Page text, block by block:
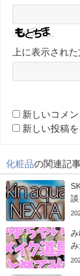
上に表示され
新しいコメ
新しい投稿
化粧品の関連記
談
み